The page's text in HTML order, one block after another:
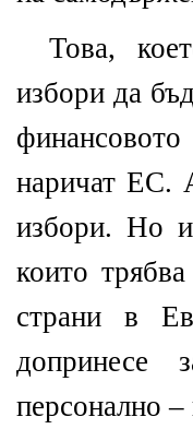
Това,
избори да
наричат ЕС.
избори. Но
които
страни в
допринесе
персонално